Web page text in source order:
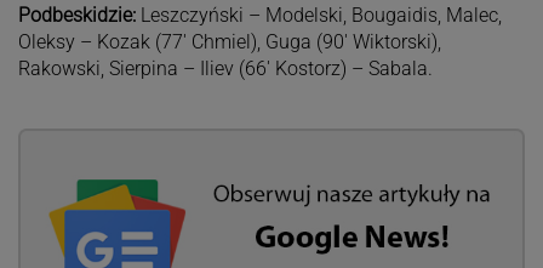
Podbeskidzie:Leszczyński – Modelski, Bougaidis, Malec,
Oleksy – Kozak (77′ Chmiel), Guga (90′ Wiktorski),
Rakowski, Sierpina – Iliev (66′ Kostorz) – Sabala.